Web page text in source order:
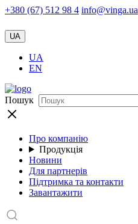
+380 (67) 512 98 4 info@vinga.ua
UA
UA
EN
Пошук
Про компанію
Продукція
Новини
Для партнерів
Підтримка та контакти
Завантажити